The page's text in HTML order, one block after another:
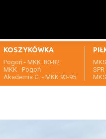
KOSZYKÓWKA
Pogoń - MKK 80-82
MKK - Pogoń
Akademia G. - MKK 93-95